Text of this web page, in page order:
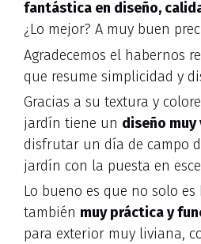
fantástica en diseño,
¿Lo mejor? A muy buen
Agradecemos el habernos
que resume simplicidad y
Gracias a su textura y
jardín tiene un diseño
disfrutar un día de campo
jardín con la puesta en
Lo bueno es que no solo
también muy práctica y
para exterior muy liviana,